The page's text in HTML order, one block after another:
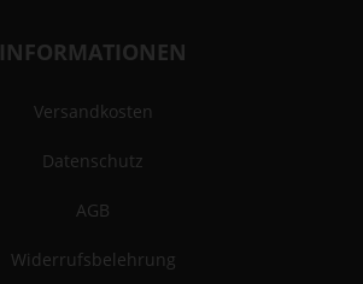
INFORMATIONEN
Versandkosten
Datenschutz
AGB
Widerrufsbelehrung